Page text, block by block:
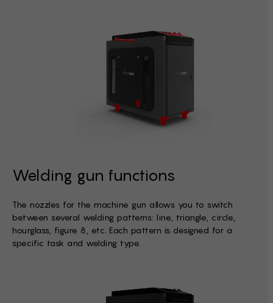
Welding gun functions
The nozzles for the machine gun allows you to switch
between several welding patterns: line, triangle, circle,
hourglass, figure 8, etc. Each pattern is designed for a
specific task and welding type.